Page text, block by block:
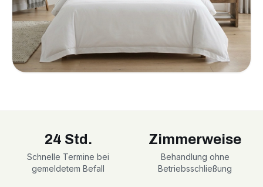
24 Std.
Schnelle Termine bei
gemeldetem Befall
Zimmerweise
Behandlung ohne
Betriebsschließung